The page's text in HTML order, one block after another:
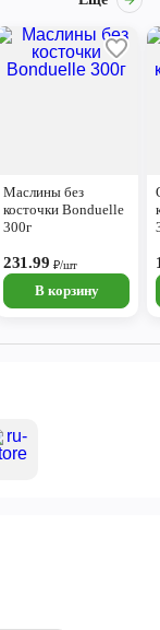
Маслины без
косточки Bonduelle
300г
231.99 ₽/шт
В корзину